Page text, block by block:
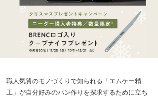
職人気質のモノづくりで知られる「エムケー精
工」が自分好みのパン作りを探求するために立ち